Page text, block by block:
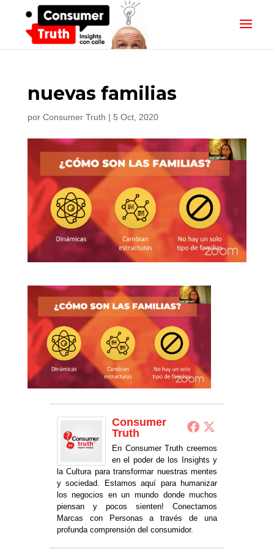
nuevas familias
por Consumer Truth | 5 Oct, 2020
Consumer
Truth
En Consumer Truth creemos
en el poder de los Insights y
la Cultura para transformar nuestras mentes
y sociedad. Estamos aquí para humanizar
los negocios en un mundo donde muchos
piensan y pocos sienten! Conectamos
Marcas con Personas a través de una
profunda comprensión del consumidor.